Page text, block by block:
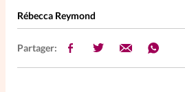
PersonnElles
RelationnElles
Rébecca Reymond
Partager: